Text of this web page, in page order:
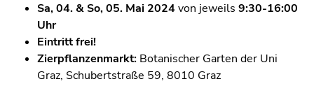
Sa, 04. & So, 05. Mai 2024von jeweils 9:30-16:00
Uhr
Eintritt frei!
Zierpflanzenmarkt: Botanischer Garten der Uni
Graz, Schubertstraße 59, 8010 Graz